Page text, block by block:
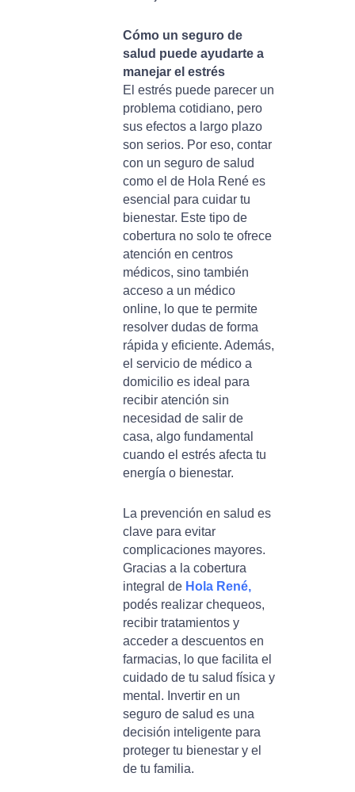
Cómo un seguro de
salud puede ayudarte a
manejar el estrés
El estrés puede parecer un
problema cotidiano, pero
sus efectos a largo plazo
son serios. Por eso, contar
con un seguro de salud
como el de Hola René es
esencial para cuidar tu
bienestar. Este tipo de
cobertura no solo te ofrece
atención en centros
médicos, sino también
acceso a un médico
online, lo que te permite
resolver dudas de forma
rápida y eficiente. Además,
el servicio de médico a
domicilio es ideal para
recibir atención sin
necesidad de salir de
casa, algo fundamental
cuando el estrés afecta tu
energía o bienestar.
La prevención en salud es
clave para evitar
complicaciones mayores.
Gracias a la cobertura
integral de Hola René,
podés realizar chequeos,
recibir tratamientos y
acceder a descuentos en
farmacias, lo que facilita el
cuidado de tu salud física y
mental. Invertir en un
seguro de salud es una
decisión inteligente para
proteger tu bienestar y el
de tu familia.